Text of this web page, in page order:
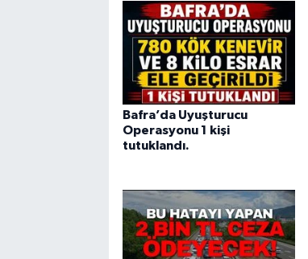
Bafra’da Uyuşturucu
Operasyonu 1 kişi
tutuklandı.